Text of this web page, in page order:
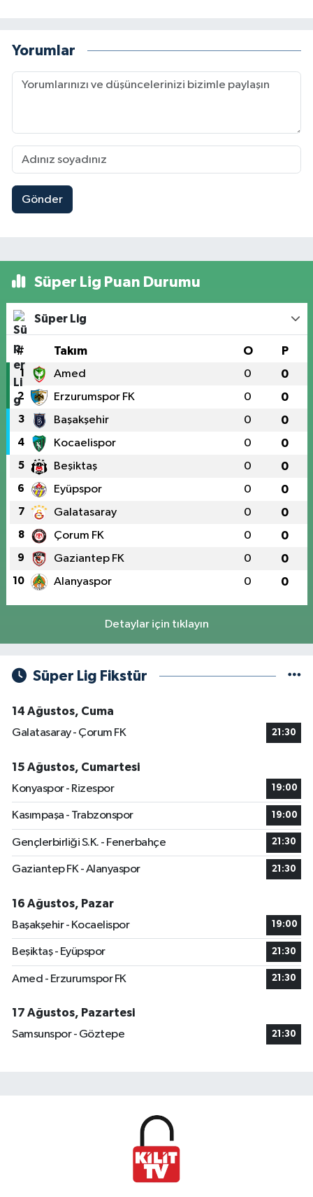
Yorumlar
Gönder
Süper Lig Puan Durumu
Süper Lig
# Takım O P
1 Amed 0 0
2 Erzurumspor FK 0 0
3 Başakşehir 0 0
4 Kocaelispor 0 0
5 Beşiktaş 0 0
6 Eyüpspor 0 0
7 Galatasaray 0 0
8 Çorum FK 0 0
9 Gaziantep FK 0 0
10 Alanyaspor 0 0
Detaylar için tıklayın
Süper Lig Fikstür
14 Ağustos, Cuma
Galatasaray - Çorum FK
21:30
15 Ağustos, Cumartesi
Konyaspor - Rizespor
19:00
Kasımpaşa - Trabzonspor 19:00
Gençlerbirliği S.K. - Fenerbahçe 21:30
Gaziantep FK - Alanyaspor 21:30
16 Ağustos, Pazar
Başakşehir - Kocaelispor
19:00
Beşiktaş - Eyüpspor 21:30
Amed - Erzurumspor FK 21:30
17 Ağustos, Pazartesi
Samsunspor - Göztepe
21:30